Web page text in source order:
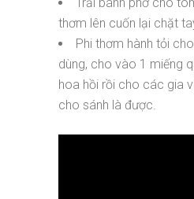
Trải bánh phở cho
thơm lên cuốn lại chặt
Phi thơm hành tỏi
dùng, cho vào 1 miếng
hoa hồi rồi cho các gia
cho sánh là được.